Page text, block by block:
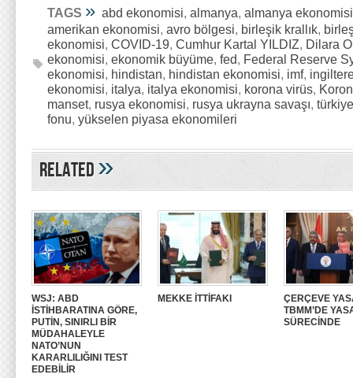
TAGS » abd ekonomisi, almanya, almanya ekonomisi
amerikan ekonomisi, avro bölgesi, birleşik krallık,
ekonomisi, COVID-19, Cumhur Kartal YILDIZ, Dilara
ekonomisi, ekonomik büyüme, fed, Federal Reserve
ekonomisi, hindistan, hindistan ekonomisi, imf,
ekonomisi, italya, italya ekonomisi, korona virüs,
manset, rusya ekonomisi, rusya ukrayna savaşı,
fonu, yükselen piyasa ekonomileri
Related»
WSJ: ABD
İSTİHBARATINA GÖRE,
PUTİN, SINIRLI BİR
MÜDAHALEYLE
NATO’NUN
KARARLILIĞINI TEST
EDEBİLİR
MEKKE İTTİFAKI
ÇERÇEVE
TBMM’DE
SÜRECİNDE